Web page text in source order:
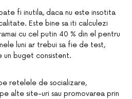
fi inutila, daca nu este insotita
Este bine sa iti calculezi
cu cel putin 40 % din el pentru
luni ar trebui sa fie de test,
un buget consistent.
retelele de socializare,
alte site-uri sau promovarea prin